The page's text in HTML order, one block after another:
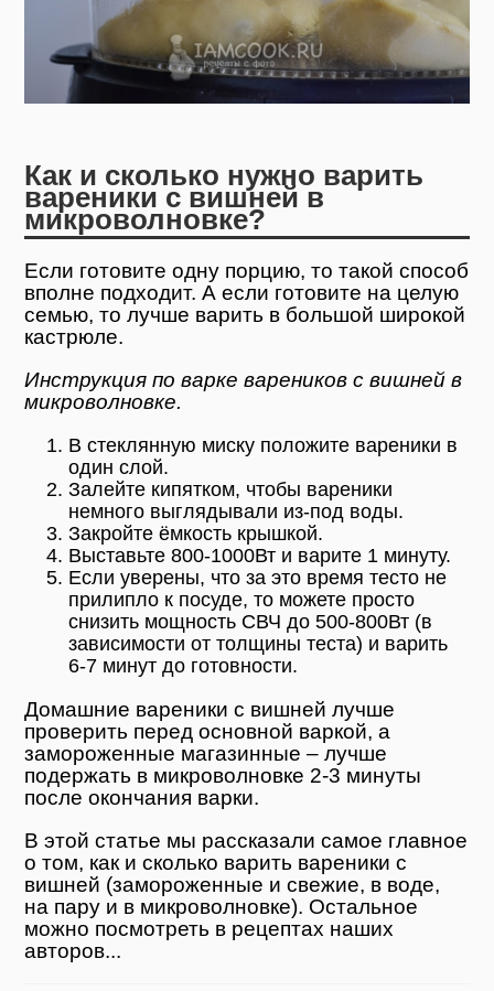
Как и сколько нужно варить
вареники с вишней в
микроволновке?
Если готовите одну порцию, то такой способ
вполне подходит. А если готовите на целую
семью, то лучше варить в большой широкой
кастрюле.
Инструкция по варке вареников с вишней в
микроволновке.
В стеклянную миску положите вареники в
один слой.
Залейте кипятком, чтобы вареники
немного выглядывали из-под воды.
Закройте ёмкость крышкой.
Выставьте 800-1000Вт и варите 1 минуту.
Если уверены, что за это время тесто не
прилипло к посуде, то можете просто
снизить мощность СВЧ до 500-800Вт (в
зависимости от толщины теста) и варить
6-7 минут до готовности.
Домашние вареники с вишней лучше
проверить перед основной варкой, а
замороженные магазинные – лучше
подержать в микроволновке 2-3 минуты
после окончания варки.
В этой статье мы рассказали самое главное
о том, как и сколько варить вареники с
вишней (замороженные и свежие, в воде,
на пару и в микроволновке). Остальное
можно посмотреть в рецептах наших
авторов...